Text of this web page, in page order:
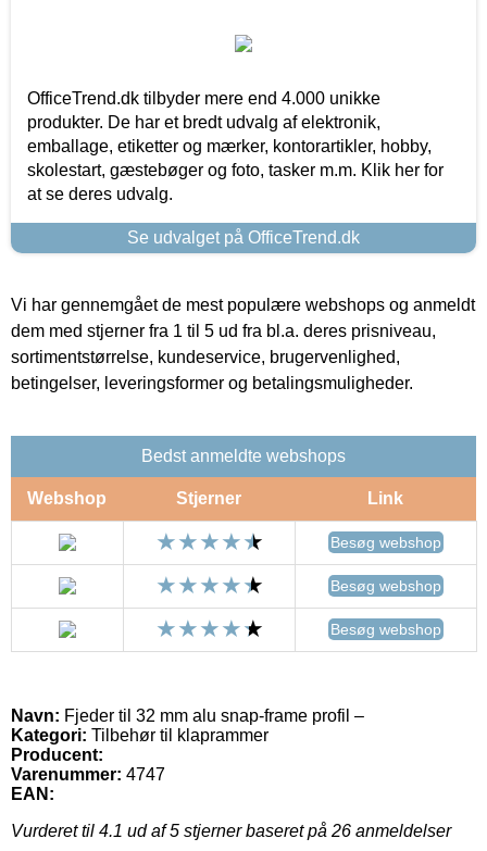
OfficeTrend.dk tilbyder mere end 4.000 unikke
produkter. De har et bredt udvalg af elektronik,
emballage, etiketter og mærker, kontorartikler, hobby,
skolestart, gæstebøger og foto, tasker m.m. Klik her for
at se deres udvalg.
Se udvalget på OfficeTrend.dk
Vi har gennemgået de mest populære webshops og anmeldt
dem med stjerner fra 1 til 5 ud fra bl.a. deres prisniveau,
sortimentstørrelse, kundeservice, brugervenlighed,
betingelser, leveringsformer og betalingsmuligheder.
Bedst anmeldte webshops
Webshop Stjerner Link
Besøg webshop
Besøg webshop
Besøg webshop
Navn: Fjeder til 32 mm alu snap-frame profil –
Kategori: Tilbehør til klaprammer
Producent:
Varenummer: 4747
EAN:
Vurderet til 4.1 ud af 5 stjerner baseret på 26 anmeldelser